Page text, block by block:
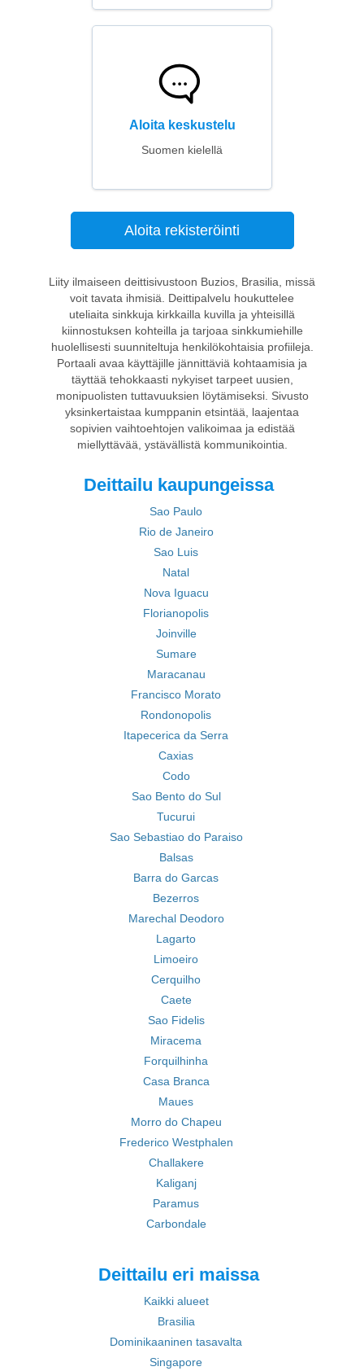
Aloita keskustelu
Suomen kielellä
Aloita rekisteröinti
Liity ilmaiseen deittisivustoon Buzios, Brasilia, missä
voit tavata ihmisiä. Deittipalvelu houkuttelee
uteliaita sinkkuja kirkkailla kuvilla ja yhteisillä
kiinnostuksen kohteilla ja tarjoaa sinkkumiehille
huolellisesti suunniteltuja henkilökohtaisia profiileja.
Portaali avaa käyttäjille jännittäviä kohtaamisia ja
täyttää tehokkaasti nykyiset tarpeet uusien,
monipuolisten tuttavuuksien löytämiseksi. Sivusto
yksinkertaistaa kumppanin etsintää, laajentaa
sopivien vaihtoehtojen valikoimaa ja edistää
miellyttävää, ystävällistä kommunikointia.
Deittailu kaupungeissa
Sao Paulo
Rio de Janeiro
Sao Luis
Natal
Nova Iguacu
Florianopolis
Joinville
Sumare
Maracanau
Francisco Morato
Rondonopolis
Itapecerica da Serra
Caxias
Codo
Sao Bento do Sul
Tucurui
Sao Sebastiao do Paraiso
Balsas
Barra do Garcas
Bezerros
Marechal Deodoro
Lagarto
Limoeiro
Cerquilho
Caete
Sao Fidelis
Miracema
Forquilhinha
Casa Branca
Maues
Morro do Chapeu
Frederico Westphalen
Challakere
Kaliganj
Paramus
Carbondale
Deittailu eri maissa
Kaikki alueet
Brasilia
Dominikaaninen tasavalta
Singapore